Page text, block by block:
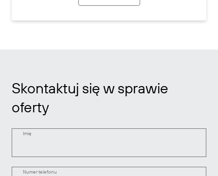
Skontaktuj się w sprawie
oferty
Imię
Numer telefonu